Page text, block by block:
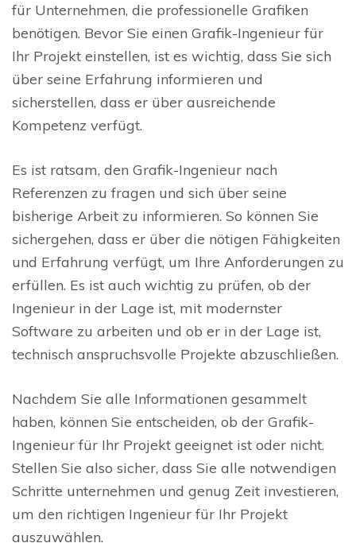
für Unternehmen, die professionelle Grafiken
benötigen. Bevor Sie einen Grafik-Ingenieur für
Ihr Projekt einstellen, ist es wichtig, dass Sie sich
über seine Erfahrung informieren und
sicherstellen, dass er über ausreichende
Kompetenz verfügt.
Es ist ratsam, den Grafik-Ingenieur nach
Referenzen zu fragen und sich über seine
bisherige Arbeit zu informieren. So können Sie
sichergehen, dass er über die nötigen Fähigkeiten
und Erfahrung verfügt, um Ihre Anforderungen zu
erfüllen. Es ist auch wichtig zu prüfen, ob der
Ingenieur in der Lage ist, mit modernster
Software zu arbeiten und ob er in der Lage ist,
technisch anspruchsvolle Projekte abzuschließen.
Nachdem Sie alle Informationen gesammelt
haben, können Sie entscheiden, ob der Grafik-
Ingenieur für Ihr Projekt geeignet ist oder nicht.
Stellen Sie also sicher, dass Sie alle notwendigen
Schritte unternehmen und genug Zeit investieren,
um den richtigen Ingenieur für Ihr Projekt
auszuwählen.